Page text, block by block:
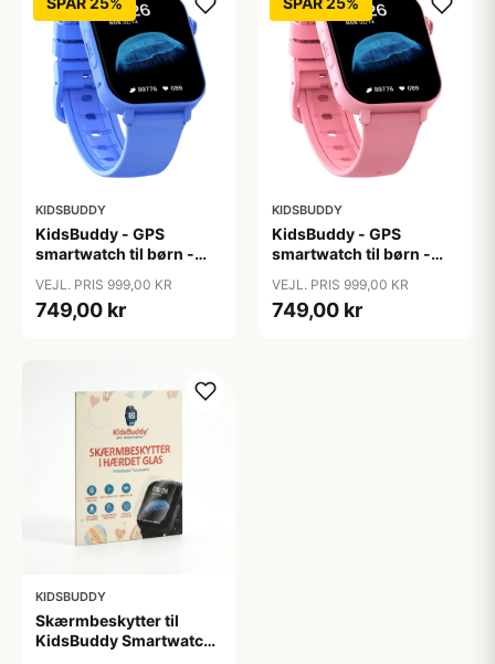
KIDSBUDDY
KidsBuddy - GPS
smartwatch til børn -
VEJL. PRIS 999,00 KR
749,00 kr
KIDSBUDDY
KidsBuddy - GPS
smartwatch til børn -
VEJL. PRIS 999,00 KR
749,00 kr
KIDSBUDDY
Skærmbeskytter til
KidsBuddy Smartwatch